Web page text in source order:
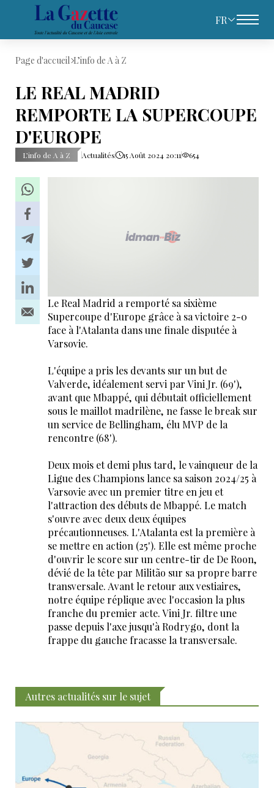
FR
Page d'accueil L’info de A à Z
LE REAL MADRID
REMPORTE LA SUPERCOUPE
D'EUROPE
L’info de A à Z Actualités 15 Août 2024 20:11 654
Le Real Madrid a remporté sa sixième
Supercoupe d'Europe grâce à sa victoire 2-0
face à l'Atalanta dans une finale disputée à
Varsovie.
L'équipe a pris les devants sur un but de
Valverde, idéalement servi par Vini Jr. (69'),
avant que Mbappé, qui débutait officiellement
sous le maillot madrilène, ne fasse le break sur
un service de Bellingham, élu MVP de la
rencontre (68').
Deux mois et demi plus tard, le vainqueur de la
Ligue des Champions lance sa saison 2024/25 à
Varsovie avec un premier titre en jeu et
l'attraction des débuts de Mbappé. Le match
s'ouvre avec deux deux équipes
précautionneuses. L'Atalanta est la première à
se mettre en action (25'). Elle est même proche
d'ouvrir le score sur un centre-tir de De Roon,
dévié de la tête par Militão sur sa propre barre
transversale. Avant le retour aux vestiaires,
notre équipe réplique avec l'occasion la plus
franche du premier acte. Vini Jr. filtre une
passe depuis l'axe jusqu'à Rodrygo, dont la
frappe du gauche fracasse la transversale.
Autres actualités sur le sujet